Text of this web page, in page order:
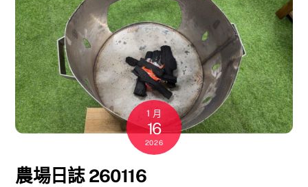
1 月
16
2026
農場日誌 260116